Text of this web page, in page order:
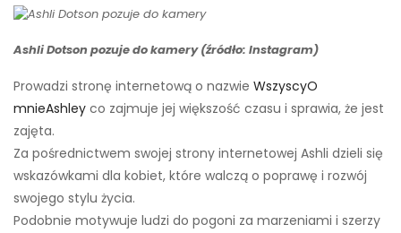
Ashli ​​Dotson pozuje do kamery (źródło: Instagram)
Prowadzi stronę internetową o nazwie WszyscyO
mnieAshley co zajmuje jej większość czasu i sprawia, że ​​jest
zajęta.
Za pośrednictwem swojej strony internetowej Ashli ​​dzieli się
wskazówkami dla kobiet, które walczą o poprawę i rozwój
swojego stylu życia.
Podobnie motywuje ludzi do pogoni za marzeniami i szerzy